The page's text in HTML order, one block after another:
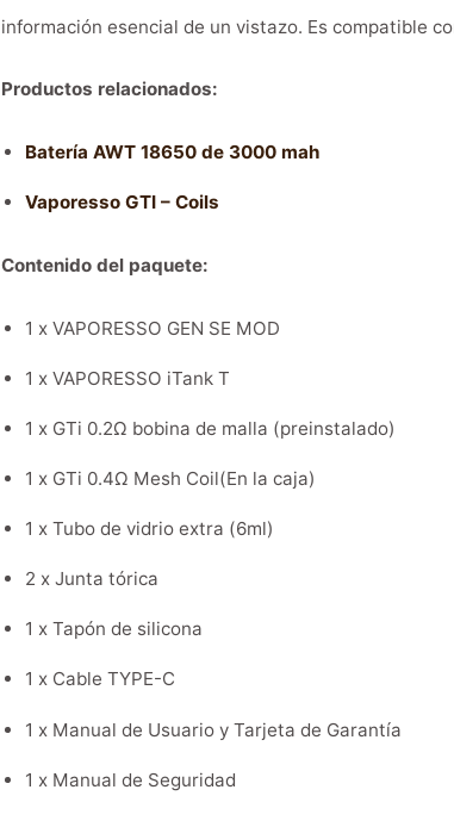
información esencial de un vistazo. Es compatible
Productos relacionados:
Batería AWT 18650 de 3000 mah
Vaporesso GTI – Coils
Contenido del paquete:
1 x VAPORESSO GEN SE MOD
1 x VAPORESSO iTank T
1 x GTi 0.2Ω bobina de malla (preinstalado)
1 x GTi 0.4Ω Mesh Coil(En la caja)
1 x Tubo de vidrio extra (6ml)
2 x Junta tórica
1 x Tapón de silicona
1 x Cable TYPE-C
1 x Manual de Usuario y Tarjeta de Garantía
1 x Manual de Seguridad